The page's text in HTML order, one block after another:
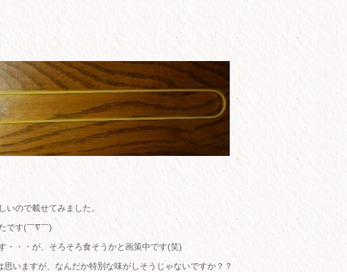
いので載せてみました。
です(￣∇￣)
・・・が、そろそろ食そうかと画策中です(笑)
いますが、なんだか特別な味がしそうじゃないですか？？